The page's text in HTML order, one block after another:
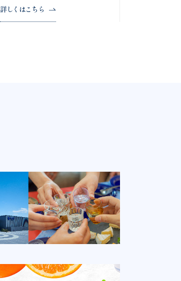
詳しくはこちら